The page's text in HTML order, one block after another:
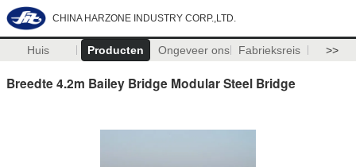
CHINA HARZONE INDUSTRY CORP.,LTD.
Huis Producten Ongeveer ons Fabrieksreis >>
Breedte 4.2m Bailey Bridge Modular Steel Bridge